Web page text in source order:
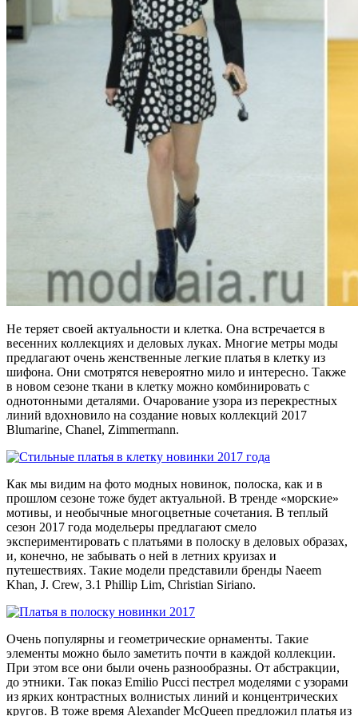
Не теряет своей актуальности и клетка. Она встречается в
весенних коллекциях и деловых луках. Многие метры моды
предлагают очень женственные легкие платья в клетку из
шифона. Они смотрятся невероятно мило и интересно. Также
в новом сезоне ткани в клетку можно комбинировать с
однотонными деталями. Очарование узора из перекрестных
линий вдохновило на создание новых коллекций 2017
Blumarine, Chanel, Zimmermann.
Как мы видим на фото модных новинок, полоска, как и в
прошлом сезоне тоже будет актуальной. В тренде «морские»
мотивы, и необычные многоцветные сочетания. В теплый
сезон 2017 года модельеры предлагают смело
экспериментировать с платьями в полоску в деловых образах,
и, конечно, не забывать о ней в летних круизах и
путешествиях. Такие модели представили бренды Naeem
Khan, J. Crew, 3.1 Phillip Lim, Christian Siriano.
Очень популярны и геометрические орнаменты. Такие
элементы можно было заметить почти в каждой коллекции.
При этом все они были очень разнообразны. От абстракции,
до этники. Так показ Emilio Pucci пестрел моделями с узорами
из ярких контрастных волнистых линий и концентрических
кругов. В тоже время Alexander McQueen предложил платья из